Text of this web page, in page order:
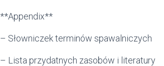
**Appendix**
– Słowniczek terminów spawalniczych
– Lista przydatnych zasobów i literatury